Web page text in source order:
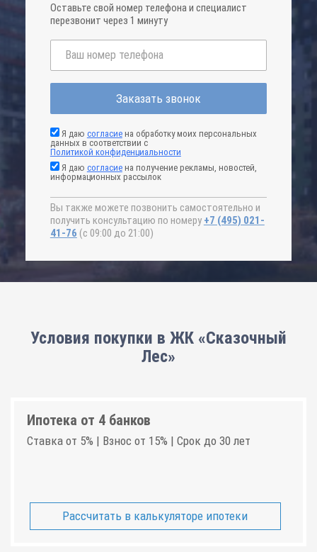
Оставьте свой номер телефона и специалист
перезвонит через 1 минуту
Заказать звонок
Я даю согласиена обработку моих персональных
данных в соответствии с
Политикой конфиденциальности
Я даю согласиена получение рекламы, новостей,
информационных рассылок
Вы также можете позвонить самостоятельно и
получить консультацию по номеру +7 (495) 021-
41-76 (с 09:00 до 21:00)
Условия покупки в ЖК «Сказочный
Лес»
Ипотека от 4 банков
Ставка от 5% | Взнос от 15% | Срок до 30 лет
Рассчитать в калькуляторе ипотеки